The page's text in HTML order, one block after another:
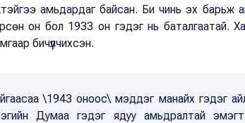
амьдардаг байсан. Би чинь эх барьж
он бол 1933 он гэдэг нь баталгаатай.
бичүүлчихсэн.
\1943 оноос\ мэддэг манайх гэдэг айл
Думаа гэдэг ядуу амьдралтай